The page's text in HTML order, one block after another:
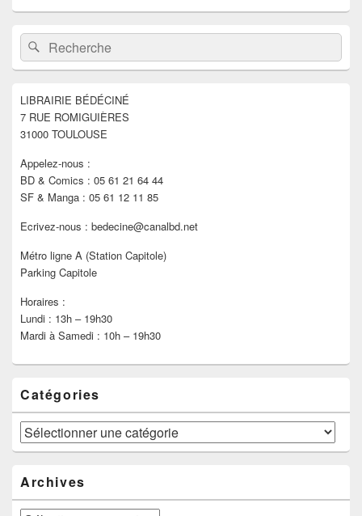
Zone
principale
de
widget
barre
latérale
Recherche :Rechercher
LIBRAIRIE BÉDÉCINÉ
7 RUE ROMIGUIÈRES
31000 TOULOUSE
Appelez-nous :
BD & Comics : 05 61 21 64 44
SF & Manga : 05 61 12 11 85
Ecrivez-nous : bedecine@canalbd.net
Métro ligne A (Station Capitole)
Parking Capitole
Horaires :
Lundi : 13h – 19h30
Mardi à Samedi : 10h – 19h30
Catégories
Catégories
Archives